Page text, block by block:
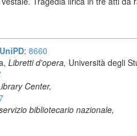
: 8660
Libretti d'opera, Università degli
Center,
bibliotecario nazionale,